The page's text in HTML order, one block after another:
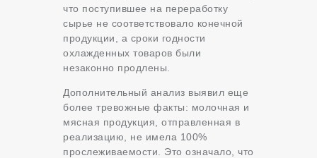
что поступившее на переработку
сырье не соответствовало конечной
продукции, а сроки годности
охлажденных товаров были
незаконно продлены.
Дополнительный анализ выявил еще
более тревожные факты: молочная и
мясная продукция, отправленная в
реализацию, не имела 100%
прослеживаемости. Это означало, что